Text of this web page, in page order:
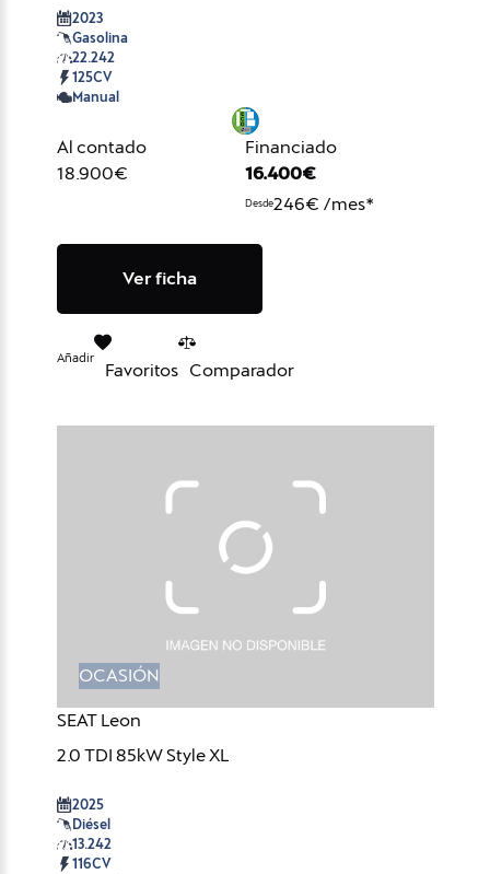
2023
Gasolina
22.242
125CV
Manual
Al contado
18.900€
Financiado
16.400€
Desde246€ /mes*
Ver ficha
Añadir
Favoritos Comparador
OCASIÓN
SEAT Leon
2.0 TDI 85kW Style XL
2025
Diésel
13.242
116CV